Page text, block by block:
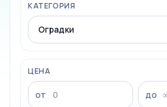
КАТЕГОРИЯ
ЦЕНА
от до